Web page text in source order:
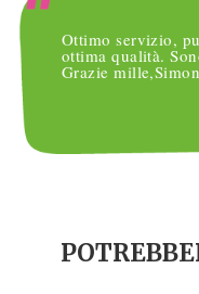
Ottimo servizio,
ottima qualità.
Grazie